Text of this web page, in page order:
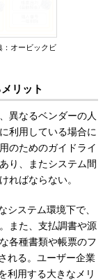
：オービックビ
リット
異なるベンダーの人
利用している場合に
のためのガイドライ
り、またシステム間
ればならない。
ステム環境下で、
また、支払調書や源
各種書類や帳票のフ
れる。ユーザー企業
利用する大きなメリ